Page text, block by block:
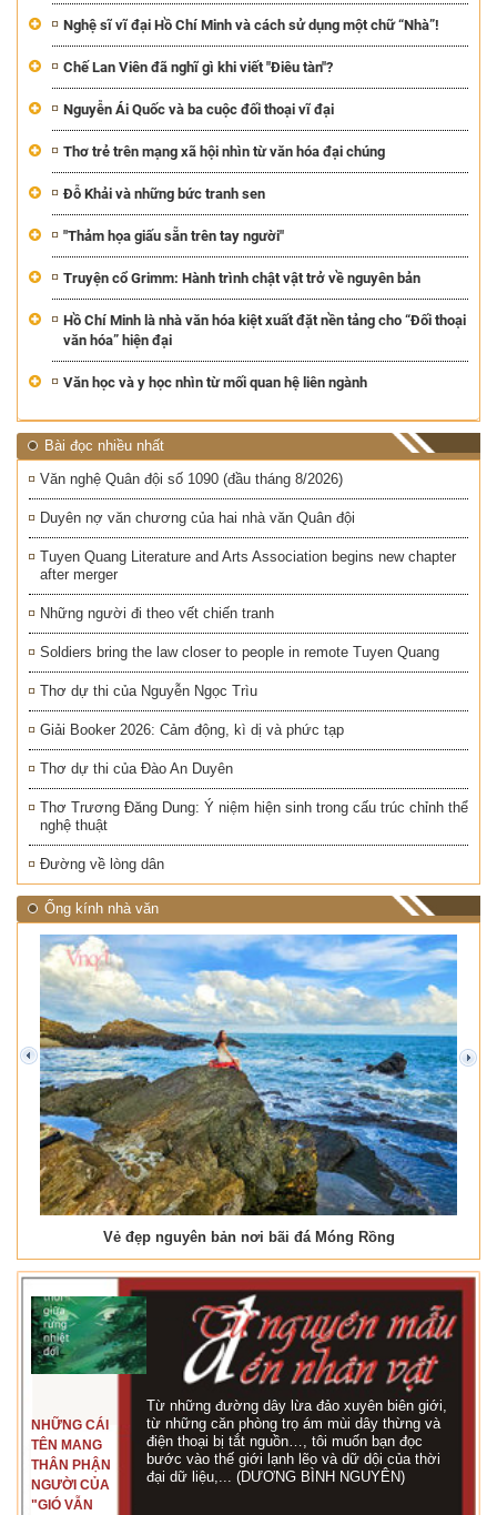
Nghệ sĩ vĩ đại Hồ Chí Minh và cách sử dụng một chữ “Nhà”!
Chế Lan Viên đã nghĩ gì khi viết "Điêu tàn"?
Nguyễn Ái Quốc và ba cuộc đối thoại vĩ đại
Thơ trẻ trên mạng xã hội nhìn từ văn hóa đại chúng
Đỗ Khải và những bức tranh sen
"Thảm họa giấu sẵn trên tay người"
Truyện cổ Grimm: Hành trình chật vật trở về nguyên bản
Hồ Chí Minh là nhà văn hóa kiệt xuất đặt nền tảng cho “Đối thoại
văn hóa” hiện đại
Văn học và y học nhìn từ mối quan hệ liên ngành
Bài đọc nhiều nhất
Văn nghệ Quân đội số 1090 (đầu tháng 8/2026)
Duyên nợ văn chương của hai nhà văn Quân đội
Tuyen Quang Literature and Arts Association begins new chapter
after merger
Những người đi theo vết chiến tranh
Soldiers bring the law closer to people in remote Tuyen Quang
Thơ dự thi của Nguyễn Ngọc Trìu
Giải Booker 2026: Cảm động, kì dị và phức tạp
Thơ dự thi của Đào An Duyên
Thơ Trương Đăng Dung: Ý niệm hiện sinh trong cấu trúc chỉnh thể
nghệ thuật
Đường về lòng dân
Ống kính nhà văn
Vẻ đẹp nguyên bản nơi bãi đá Móng Rồng
prev next
NHỮNG CÁI
TÊN MANG
THÂN PHẬN
NGƯỜI CỦA
"GIÓ VẪN
Từ những đường dây lừa đảo xuyên biên giới,
từ những căn phòng trọ ám mùi dây thừng và
điện thoại bị tắt nguồn…, tôi muốn bạn đọc
bước vào thế giới lạnh lẽo và dữ dội của thời
đại dữ liệu,... (DƯƠNG BÌNH NGUYÊN)